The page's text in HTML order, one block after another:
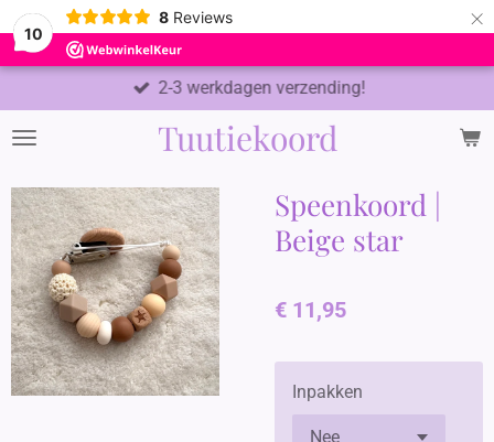
10
8 Reviews ×
Tuutiekoord
2-3 werkdagen verzending!
Speenkoord |
Beige star
€ 11,95
Inpakken